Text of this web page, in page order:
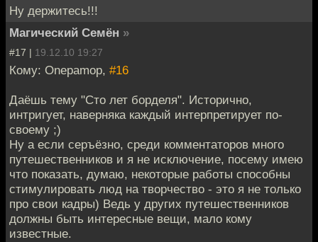
Ну держитесь!!!
Магический Семён »
#17 | 19.12.10 19:27
Кому: Onepamop, #16
Даёшь тему "Сто лет борделя". Исторично,
интригует, наверняка каждый интерпретирует по-
своему ;)
Ну а если серъёзно, среди комментаторов много
путешественников и я не исключение, посему имею
что показать, думаю, некоторые работы способны
стимулировать люд на творчество - это я не только
про свои кадры) Ведь у других путешественников
должны быть интересные вещи, мало кому
известные.